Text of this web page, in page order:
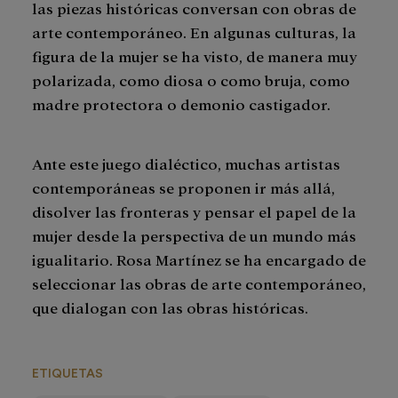
las piezas históricas conversan con obras de
arte contemporáneo. En algunas culturas, la
figura de la mujer se ha visto, de manera muy
polarizada, como diosa o como bruja, como
madre protectora o demonio castigador.
Ante este juego dialéctico, muchas artistas
contemporáneas se proponen ir más allá,
disolver las fronteras y pensar el papel de la
mujer desde la perspectiva de un mundo más
igualitario. Rosa Martínez se ha encargado de
seleccionar las obras de arte contemporáneo,
que dialogan con las obras históricas.
ETIQUETAS